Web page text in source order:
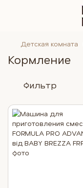
Детская комната
Кормление
Фильтр